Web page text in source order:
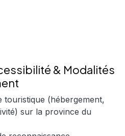
& Modalités
touristique (hébergement,
sur la province du